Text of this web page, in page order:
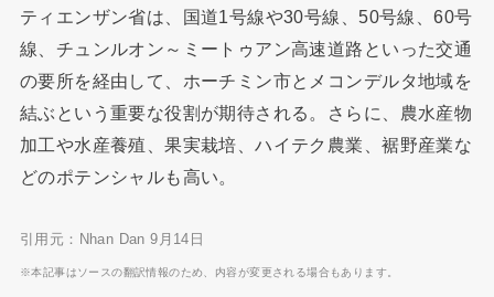
ティエンザン省は、国道1号線や30号線、50号線、60号
線、チュンルオン～ミートゥアン高速道路といった交通
の要所を経由して、ホーチミン市とメコンデルタ地域を
結ぶという重要な役割が期待される。さらに、農水産物
加工や水産養殖、果実栽培、ハイテク農業、裾野産業な
どのポテンシャルも高い。
引用元：Nhan Dan 9月14日
※本記事はソースの翻訳情報のため、内容が変更される場合もあります。